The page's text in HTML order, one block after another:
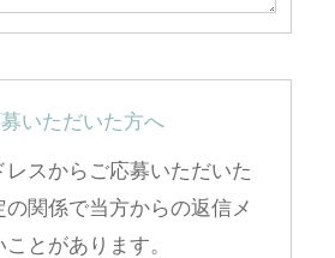
いただいた方へ
スからご応募いただいた
関係で当方からの返信メ
とがあります。